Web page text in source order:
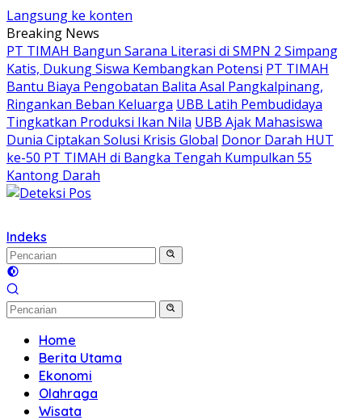
Langsung ke konten
Breaking News
PT TIMAH Bangun Sarana Literasi di SMPN 2 Simpang
Katis, Dukung Siswa Kembangkan Potensi PT TIMAH
Bantu Biaya Pengobatan Balita Asal Pangkalpinang,
Ringankan Beban Keluarga UBB Latih Pembudidaya
Tingkatkan Produksi Ikan Nila UBB Ajak Mahasiswa
Dunia Ciptakan Solusi Krisis Global Donor Darah HUT
ke-50 PT TIMAH di Bangka Tengah Kumpulkan 55
Kantong Darah
Indeks
Home
Berita Utama
Ekonomi
Olahraga
Wisata